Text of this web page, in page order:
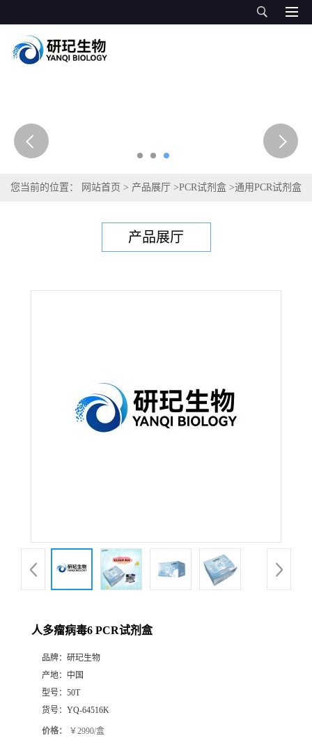
您当前的位置： 网站首页 > 产品展厅 >PCR试剂盒 >通用PCR试剂盒
产品展厅
人多瘤病毒6 PCR试剂盒
品牌： 研玘生物
产地： 中国
型号： 50T
货号： YQ-64516K
价格： ￥2990/盒